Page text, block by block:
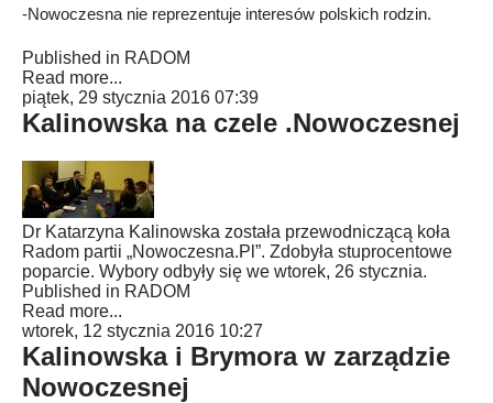
-Nowoczesna nie reprezentuje interesów polskich rodzin.
Published in RADOM
Read more...
piątek, 29 stycznia 2016 07:39
Kalinowska na czele .Nowoczesnej
Dr Katarzyna Kalinowska została przewodniczącą koła
Radom partii „Nowoczesna.Pl”. Zdobyła stuprocentowe
poparcie. Wybory odbyły się we wtorek, 26 stycznia.
Published in RADOM
Read more...
wtorek, 12 stycznia 2016 10:27
Kalinowska i Brymora w zarządzie
Nowoczesnej